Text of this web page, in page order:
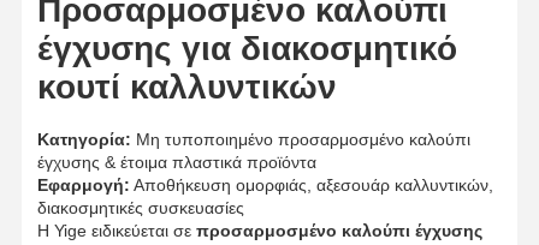
Προσαρμοσμένο καλούπι
έγχυσης για διακοσμητικό
κουτί καλλυντικών
Κατηγορία: Μη τυποποιημένο προσαρμοσμένο καλούπι
έγχυσης & έτοιμα πλαστικά προϊόντα
Εφαρμογή: Αποθήκευση ομορφιάς, αξεσουάρ καλλυντικών,
διακοσμητικές συσκευασίες
Η Yige ειδικεύεται σε προσαρμοσμένο καλούπι έγχυσης